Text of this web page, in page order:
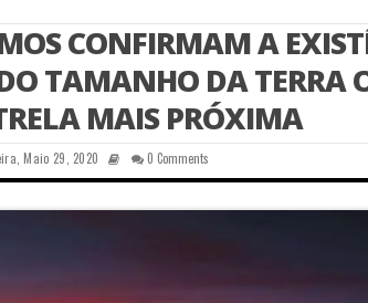
CONFIRMAM A
TAMANHO DA TERRA
MAIS PRÓXIMA
Maio 29, 2020 0 Comments